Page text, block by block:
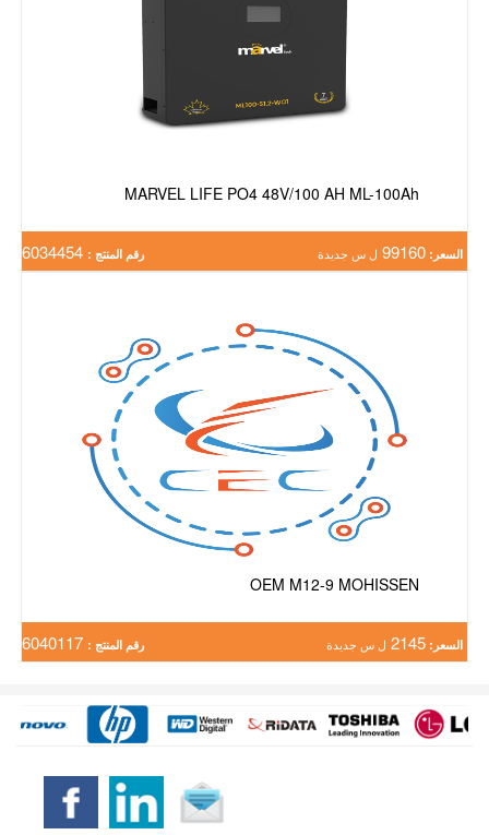
MARVEL LIFE PO4 48V/100 AH ML-100Ah
السعر: 99160 ل س جديدة رقم المنتج :
OEM M12-9 MOHISSEN
السعر: 2145 ل س جديدة رقم المنتج :